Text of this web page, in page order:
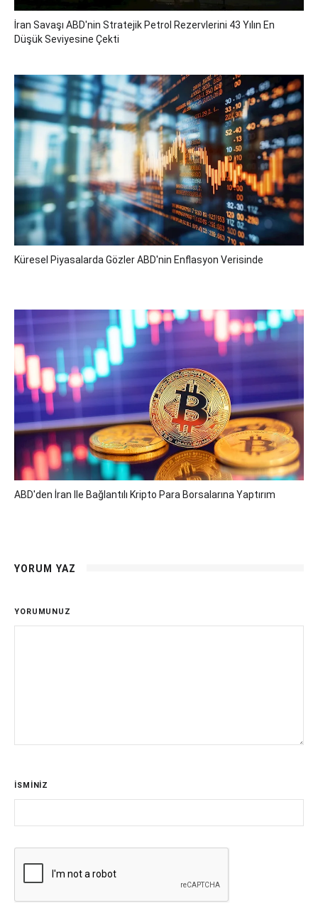
İran Savaşı ABD'nin Stratejik Petrol Rezervlerini 43 Yılın En
Düşük Seviyesine Çekti
Küresel Piyasalarda Gözler ABD'nin Enflasyon Verisinde
ABD'den İran Ile Bağlantılı Kripto Para Borsalarına Yaptırım
YORUM YAZ
YORUMUNUZ
İSMİNİZ